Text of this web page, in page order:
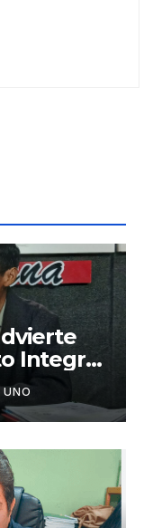
Integral
para